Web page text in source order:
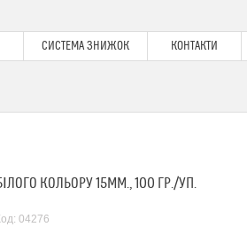
СИСТЕМА ЗНИЖОК КОНТАКТИ
КОЛЬОРУ 15ММ., 100 ГР./УП.
04276